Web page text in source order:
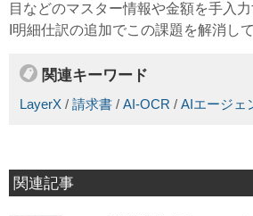
目などのマスター情報や金額を手入
I明細仕訳の追加でこの課題を解消して
関連キーワード
LayerX / 請求書 / AI-OCR / AIエージェ
関連記事